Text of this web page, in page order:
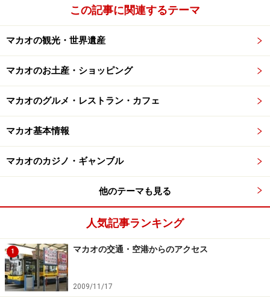
この記事に関連するテーマ
マカオの観光・世界遺産
マカオのお土産・ショッピング
マカオのグルメ・レストラン・カフェ
マカオ基本情報
マカオのカジノ・ギャンブル
他のテーマも見る
人気記事ランキング
1 マカオの交通・空港からのアクセス
2009/11/17